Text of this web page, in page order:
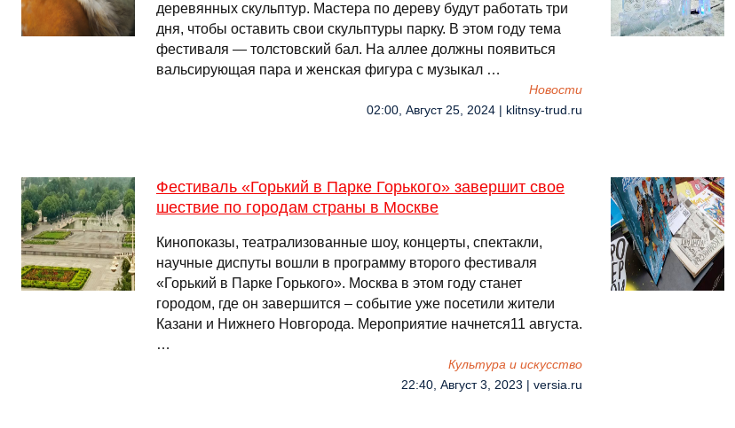
деревянных скульптур. Мастера по дереву будут работать три
дня, чтобы оставить свои скульптуры парку. В этом году тема
фестиваля — толстовский бал. На аллее должны появиться
вальсирующая пара и женская фигура с музыкал …
Новости
02:00, Август 25, 2024 | klitnsy-trud.ru
Фестиваль «Горький в Парке Горького» завершит свое
шествие по городам страны в Москве
Кинопоказы, театрализованные шоу, концерты, спектакли,
научные диспуты вошли в программу второго фестиваля
«Горький в Парке Горького». Москва в этом году станет
городом, где он завершится – событие уже посетили жители
Казани и Нижнего Новгорода. Мероприятие начнется11 августа.
…
Культура и искусство
22:40, Август 3, 2023 | versia.ru